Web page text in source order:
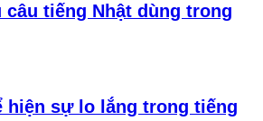
câu tiếng Nhật dùng trong
hiện sự lo lắng trong tiếng